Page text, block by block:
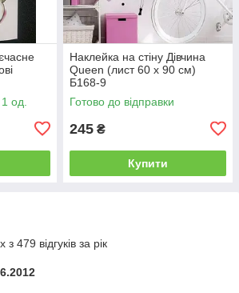
тіло
од.
Наклейка на стіну Дівчина
Queen (лист 60 х 90 см)
Б168-9
Готово до відправки
245 ₴
Купити
479 відгуків за рік